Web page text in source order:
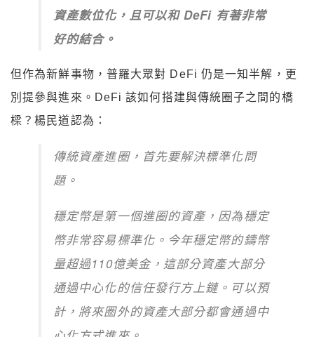
資產數位化，且可以和 DeFi 有著非常
好的結合。
但作為新鮮事物，普羅大眾對 DeFi 仍是一知半解，更
別提參與進來。DeFi 該如何搭建與傳統圈子之間的橋
樑？楊民道認為：
傳統資產進圈，首先要解決標準化問
題。
穩定幣是第一個進圈的資產，因為穩定
幣非常容易標準化。今年穩定幣的鑄幣
量超過110億美金，這部分資產大部分
通過中心化的信任發行方上鏈。可以預
計，將來圈外的資產大部分都會通過中